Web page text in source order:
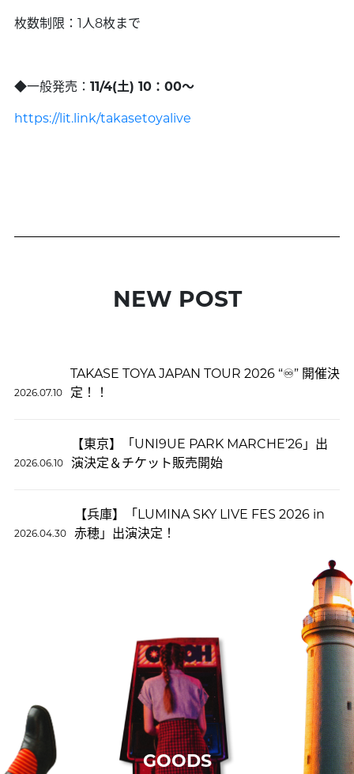
枚数制限：1人8枚まで
◆一般発売： 11/4(土) 10：00～
https://lit.link/takasetoyalive
NEW POST
2026.07.10
TAKASE TOYA JAPAN TOUR 2026 “♾️” 開催決
定！！
2026.06.10
【東京】「UNI9UE PARK MARCHE’26」出
演決定＆チケット販売開始
2026.04.30
【兵庫】「LUMINA SKY LIVE FES 2026 in
赤穂」出演決定！
GOODS